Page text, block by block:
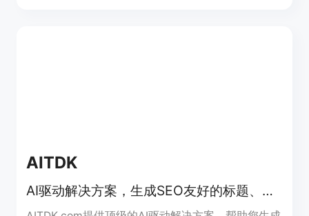
AITDK
AI驱动解决方案，生成SEO友好的标题、描述和关键词